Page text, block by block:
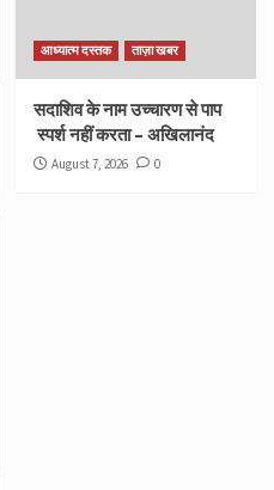
आध्यात्म दस्तक ताज़ा खबर
सदाशिव के नाम उच्चारण से पाप
स्पर्श नहीं करता – अखिलानंद
August 7, 2026 0